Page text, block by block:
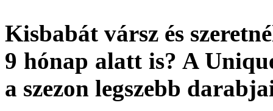
Kisbabát vársz és
9 hónap alatt is? A
a szezon legszebb